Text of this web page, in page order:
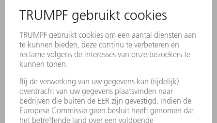
AANMELDEN VOOR NIEUWSBRIEF
MYTRUMPF
VEILIGHEIDSGEGEVENSBLADEN
PRODUCTEN
MACHINES & SYSTEMEN
LASER
ELEKTROGEREEDSCHAP
SMART FACTORY
SOFTWARE
SERVICES
TOEPASSINGEN